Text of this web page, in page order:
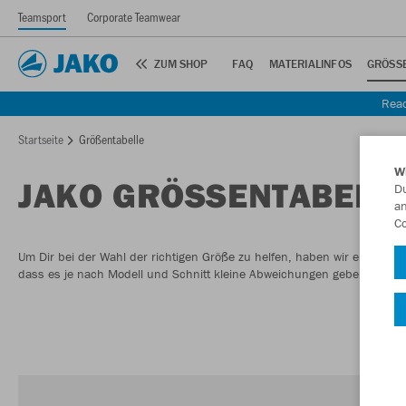
Teamsport Corporate Teamwear
ZUM SHOP FAQ MATERIALINFOS
Startseite Größentabelle
JAKO
Um Dir bei der Wahl der richtigen Größe zu helfen, haben wir eine
dass es je nach Modell und Schnitt kleine Abweichungen geben kann.